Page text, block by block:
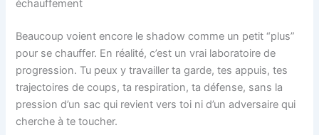
échauffement
Beaucoup voient encore le shadow comme un petit “plus”
pour se chauffer. En réalité, c’est un vrai laboratoire de
progression. Tu peux y travailler ta garde, tes appuis, tes
trajectoires de coups, ta respiration, ta défense, sans la
pression d’un sac qui revient vers toi ni d’un adversaire qui
cherche à te toucher.